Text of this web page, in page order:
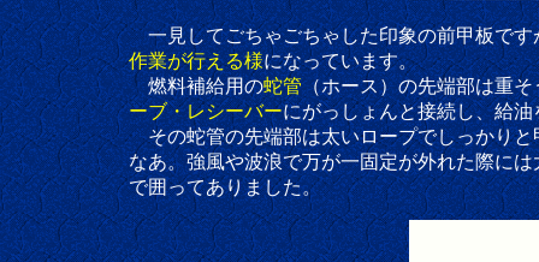
一見してごちゃごちゃした印象の前甲板ですが、
作業が行える様になっています。
燃料補給用の蛇管（ホース）の先端部は重
ーブ・レシーバーにがっしょんと接続し、給
その蛇管の先端部は太いロープでしっかりと甲板
なあ。強風や波浪で万が一固定が外れた際には大事
で囲ってありました。